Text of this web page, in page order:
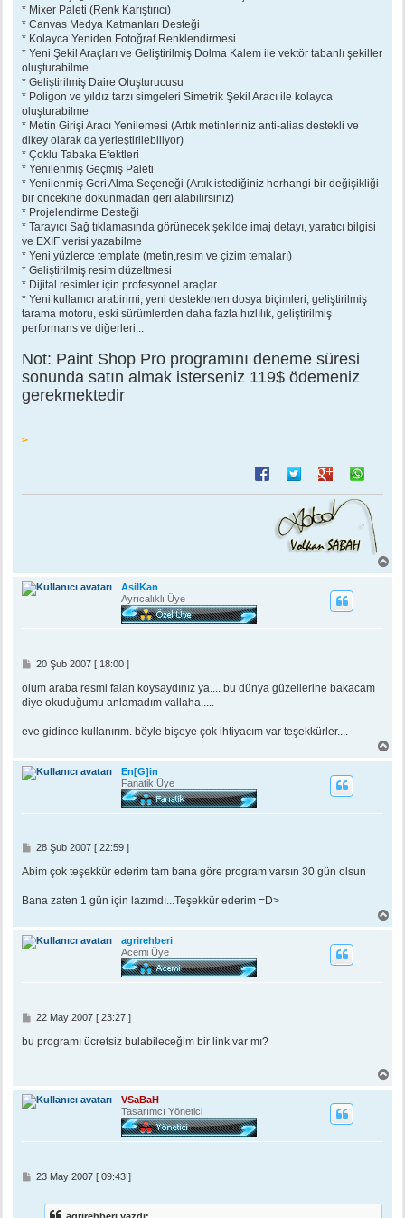
* Mixer Paleti (Renk Karıştırıcı)
* Canvas Medya Katmanları Desteği
* Kolayca Yeniden Fotoğraf Renklendirmesi
* Yeni Şekil Araçları ve Geliştirilmiş Dolma Kalem ile vektör tabanlı şekiller
oluşturabilme
* Geliştirilmiş Daire Oluşturucusu
* Poligon ve yıldız tarzı simgeleri Simetrik Şekil Aracı ile kolayca
oluşturabilme
* Metin Girişi Aracı Yenilemesi (Artık metinleriniz anti-alias destekli ve
dikey olarak da yerleştirilebiliyor)
* Çoklu Tabaka Efektleri
* Yenilenmiş Geçmiş Paleti
* Yenilenmiş Geri Alma Seçeneği (Artık istediğiniz herhangi bir değişikliği
bir öncekine dokunmadan geri alabilirsiniz)
* Projelendirme Desteği
* Tarayıcı Sağ tıklamasında görünecek şekilde imaj detayı, yaratıcı bilgisi
ve EXIF verisi yazabilme
* Yeni yüzlerce template (metin,resim ve çizim temaları)
* Geliştirilmiş resim düzeltmesi
* Dijital resimler için profesyonel araçlar
* Yeni kullanıcı arabirimi, yeni desteklenen dosya biçimleri, geliştirilmiş
tarama motoru, eski sürümlerden daha fazla hızlılık, geliştirilmiş
performans ve diğerleri...
Not: Paint Shop Pro programını deneme süresi
sonunda satın almak isterseniz 119$ ödemeniz
gerekmektedir
>
a
AsilKan
Ayrıcalıklı Üye
M
s
a
j
20 Şub 2007 [ 18:00 ]
olum araba resmi falan koysaydınız ya.... bu dünya güzellerine bakacam
diye okuduğumu anlamadım vallaha.....
eve gidince kullanırım. böyle bişeye çok ihtiyacım var teşekkürler....
En[G]in
Fanatik Üye
M
s
28 Şub 2007 [ 22:59 ]
Abim çok teşekkür ederim tam bana göre program varsın 30 gün olsun
Bana zaten 1 gün için lazımdı...Teşekkür ederim =D>
a
agrirehberi
Acemi Üye
M
s
22 May 2007 [ 23:27 ]
bu programı ücretsiz bulabileceğim bir link var mı?
VSaBaH
Tasarımcı Yönetici
M
23 May 2007 [ 09:43 ]